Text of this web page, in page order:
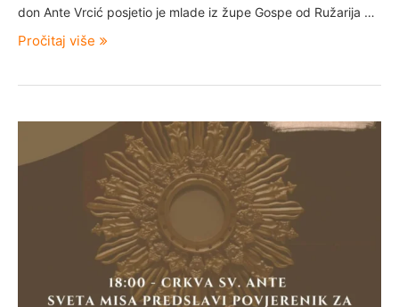
don Ante Vrcić posjetio je mlade iz župe Gospe od Ružarija …
Pročitaj više